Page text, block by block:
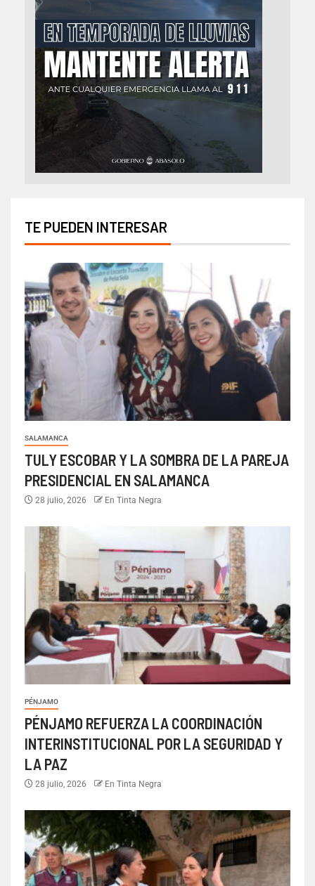
TE PUEDEN INTERESAR
SALAMANCA
TULY ESCOBAR Y LA SOMBRA DE LA PAREJA
PRESIDENCIAL EN SALAMANCA
28 julio, 2026 En Tinta Negra
PÉNJAMO
PÉNJAMO REFUERZA LA COORDINACIÓN
INTERINSTITUCIONAL POR LA SEGURIDAD Y
LA PAZ
28 julio, 2026 En Tinta Negra